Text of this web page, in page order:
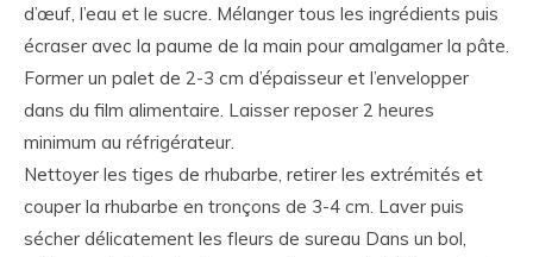
d’œuf, l’eau et le sucre. Mélanger tous les ingrédients puis
écraser avec la paume de la main pour amalgamer la pâte.
Former un palet de 2-3 cm d’épaisseur et l’envelopper
dans du film alimentaire. Laisser reposer 2 heures
minimum au réfrigérateur.
Nettoyer les tiges de rhubarbe, retirer les extrémités et
couper la rhubarbe en tronçons de 3-4 cm. Laver puis
sécher délicatement les fleurs de sureau Dans un bol,